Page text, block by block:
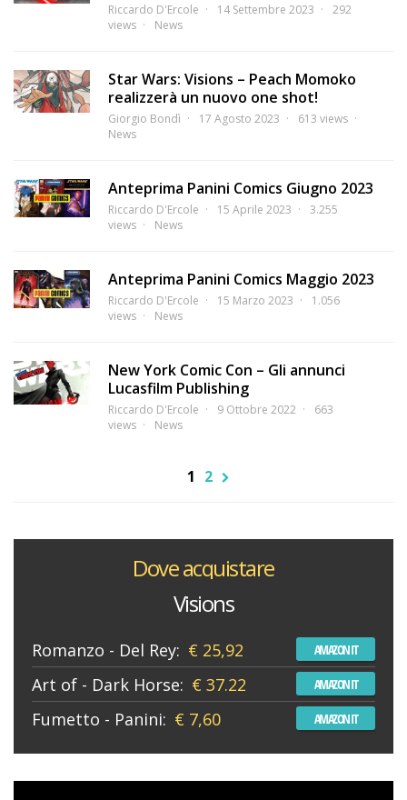
Riccardo D'Ercole 14 Settembre 2023
292
views
News
Star Wars: Visions – Peach Momoko
realizzerà un nuovo one shot!
Giorgio Bondì 17 Agosto 2023
613 views
News
Anteprima Panini Comics Giugno 2023
Riccardo D'Ercole 15 Aprile 2023
3.255
views
News
Anteprima Panini Comics Maggio 2023
Riccardo D'Ercole 15 Marzo 2023
1.056
views
News
New York Comic Con – Gli annunci
Lucasfilm Publishing
Riccardo D'Ercole 9 Ottobre 2022
663
views
News
1 2
Dove acquistare
Visions
Romanzo - Del Rey: € 25,92 AMAZON IT
Art of - Dark Horse: € 37.22 AMAZON IT
Fumetto - Panini: € 7,60 AMAZON IT